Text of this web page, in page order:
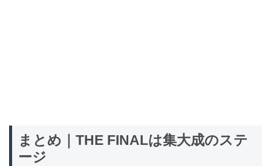
まとめ｜THE FINALは集大成のステ
ージ